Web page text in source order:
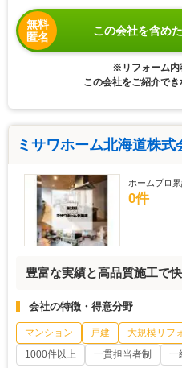
無料
匿名
この会社を含め
※リフォーム内
この会社をご紹介でき
ミサワホーム北海道株式
ホームプロ
0件
豊富な実績と高品質施工で
会社の特徴・得意分野
マンション 戸建 大規模リフ
1000件以上
一貫担当者制 一